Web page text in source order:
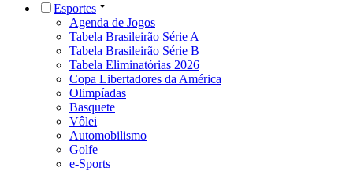
Esportes
Agenda de Jogos
Tabela Brasileirão Série A
Tabela Brasileirão Série B
Tabela Eliminatórias 2026
Copa Libertadores da América
Olimpíadas
Basquete
Vôlei
Automobilismo
Golfe
e-Sports